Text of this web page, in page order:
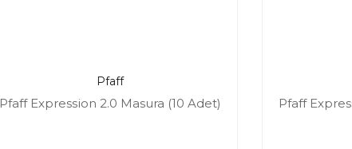
Pfaff
Pfaff Expression 2.0 Masura (10 Adet) Pfaff